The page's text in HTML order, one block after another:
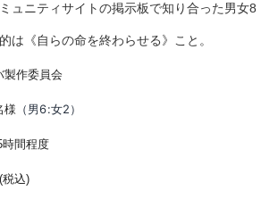
ュニティサイトの掲示板で知り合った男女8
は《自らの命を終わらせる》こと。
製作委員会
様 （男6:女2）
時間程度
税込)